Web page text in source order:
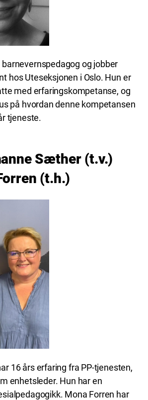
og jobber
hos Uteseksjonen i Oslo. Hun er
med erfaringskompetanse, og
på hvordan denne kompetansen
tjeneste.
Sæther (t.v.)
(t.h.)
16 års erfaring fra PP-tjenesten,
enhetsleder. Hun har en
Mona Forren har